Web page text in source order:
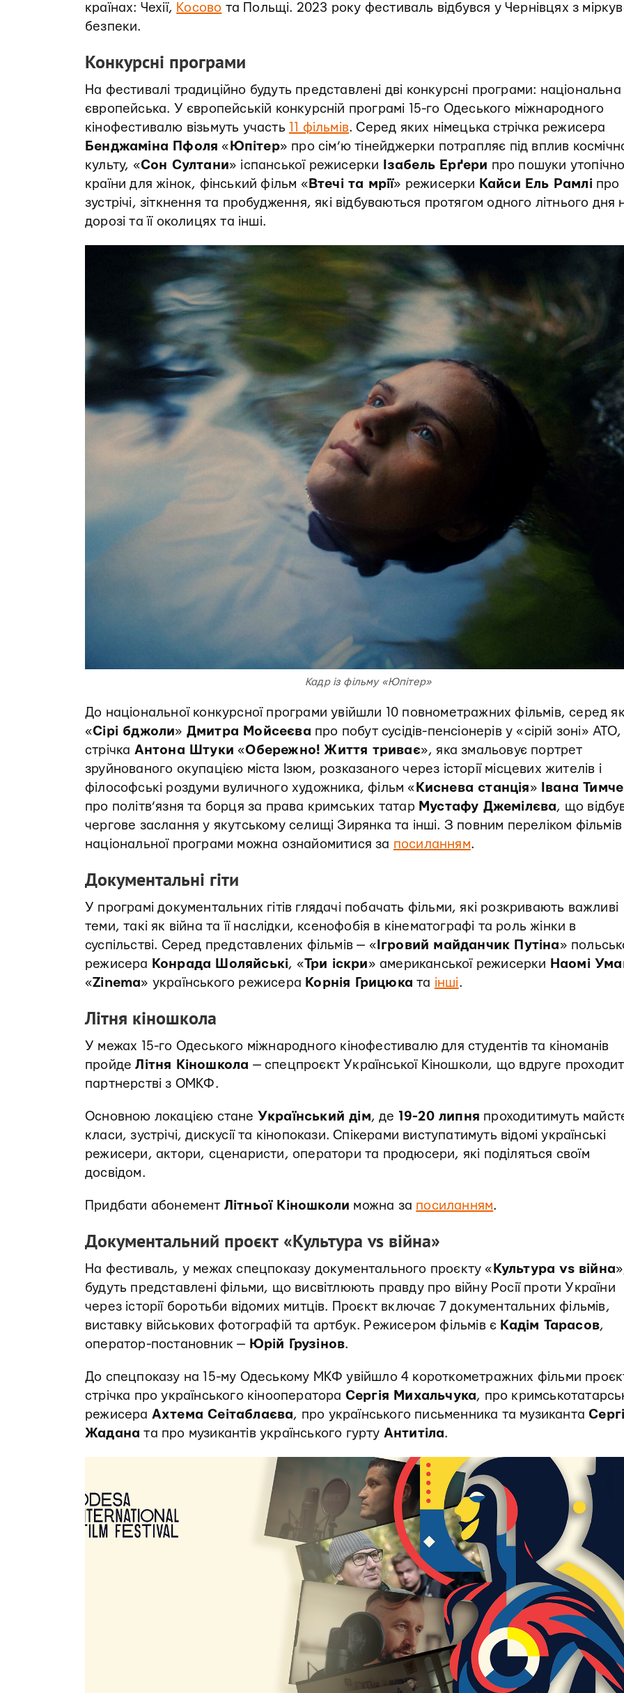
країнах: Чехії, Косово та Польщі. 2023 року фестиваль відбувся у Чернівцях з
безпеки.
Конкурсні програми
На фестивалі традиційно будуть представлені дві конкурсні програми: національна
європейська. У європейській конкурсній програмі 15-го Одеського міжнародного
кінофестивалю візьмуть участь 11 фільмів. Серед яких німецька стрічка режисера
Бенджаміна Пфоля « Юпітер» про сім’ю тінейджерки потрапляє під вплив
культу, «Сон Султани» іспанської режисерки Ізабель Ерґери про пошуки
країни для жінок, фінський фільм « Втечі та мрії» режисерки Кайси Ель Рамліпро
зустрічі, зіткнення та пробудження, які відбуваються протягом одного літнього дня
дорозі та її околицях та інші.
Кадр із фільму «Юпітер»
До національної конкурсної програми увійшли 10 повнометражних фільмів, серед
«Сірі бджоли» Дмитра Мойсеєва про побут сусідів-пенсіонерів у «сірій зоні» АТО,
стрічка Антона Штуки «Обережно! Життя триває», яка змальовує портрет
зруйнованого окупацією міста Ізюм, розказаного через історії місцевих жителів і
філософські роздуми вуличного художника, фільм « Киснева станція»
Івана
про політв’язня та борця за права кримських татар Мустафу Джемілєва, що
чергове заслання у якутському селищі Зирянка та інші. З повним переліком фільмів
національної програми можна ознайомитися за посиланням.
Документальні гіти
У програмі документальних гітів глядачі побачать фільми, які розкривають важливі
теми, такі як війна та її наслідки, ксенофобія в кінематографі та роль жінки в
суспільстві. Серед представлених фільмів — « Ігровий майданчик Путіна»
режисера Конрада Шоляйські, «Три іскри» американської режисерки Наомі
«Zinema» українського режисера Корнія Грицюка та інші.
Літня кіношкола
У межах 15-го Одеського міжнародного кінофестивалю для студентів та кіноманів
пройдеЛітня Кіношкола — спецпроєкт Української Кіношколи, що вдруге
партнерстві з ОМКФ.
Основною локацією стане Український дім, де 19-20 липня проходитимуть
класи, зустрічі, дискусії та кінопокази. Спікерами виступатимуть відомі українські
режисери, актори, сценаристи, оператори та продюсери, які поділяться своїм
досвідом.
Придбати абонемент Літньої Кіношколи можна за посиланням.
Документальний проєкт «Культура vs війна»
На фестиваль, у межах спецпоказу документального проєкту « Культура vs війна
будуть представлені фільми, що висвітлюють правду про війну Росії проти України
через історії боротьби відомих митців. Проєкт включає 7 документальних фільмів,
виставку військових фотографій та артбук. Режисером фільмів є Кадім Тарасов,
оператор-постановник — Юрій Грузінов.
До спецпоказу на 15-му Одеському МКФ увійшло 4 короткометражних фільми
стрічка про українського кінооператора Сергія Михальчука, про
режисера Ахтема Сеітаблаєва, про українського письменника та музиканта
Жадана та про музикантів українського гурту Антитіла.